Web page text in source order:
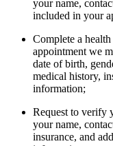
your name,
included in your
Complete a
appointment we
date of birth,
medical history,
information;
Request to verify
your name,
insurance, and